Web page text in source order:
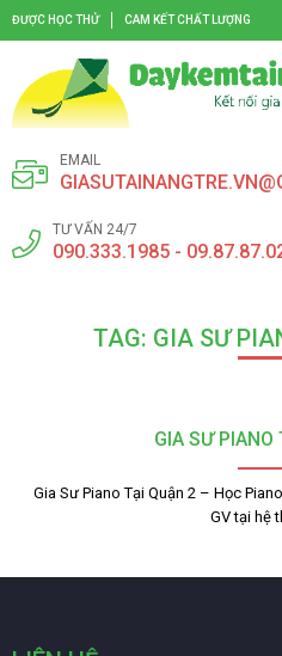
ĐƯỢC HỌC THỬ CAM KẾT CHẤT LƯỢNG
EMAIL
TƯ VẤN 24/7
090.333.1985 -
TAG: GIA SƯ
GIA SƯ
Gia Sư Piano Tại Quận 2 – Học
GV tại hệ